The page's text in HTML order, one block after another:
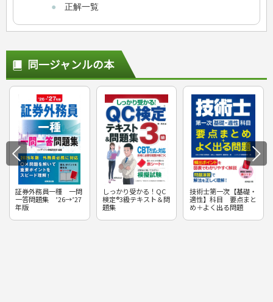
● 正解一覧
同一ジャンルの本
証券外務員一種 一問
一答問題集 ’26→’27
年版
しっかり受かる！QC
検定®3級テキスト＆問
題集
技術士第一次【基礎・
適性】科目 要点まと
め＋よく出る問題